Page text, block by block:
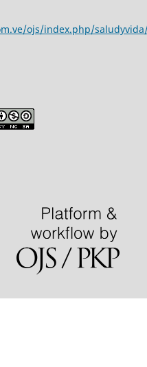
ojs/index.php/